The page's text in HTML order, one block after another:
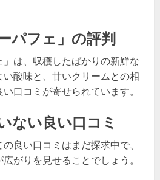
パフェ」の評判
」は、収穫したばかりの新鮮な
い酸味と、甘いクリームとの相
口コミが寄せられています。
ない良い口コミ
良い口コミはまだ探求中で、
がりを見せることでしょう。